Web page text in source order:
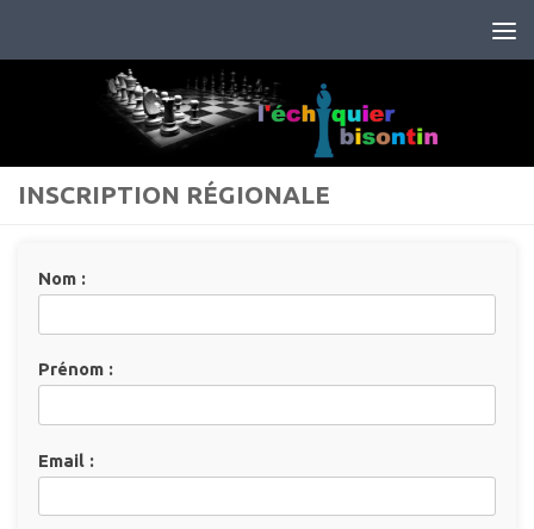
INSCRIPTION RÉGIONALE
Nom :
Prénom :
Email :